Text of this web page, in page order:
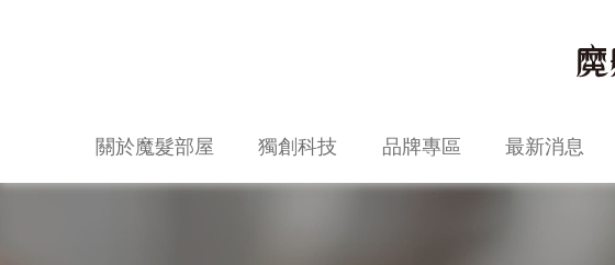
關於魔髮部屋 獨創科技 品牌專區 最新消息